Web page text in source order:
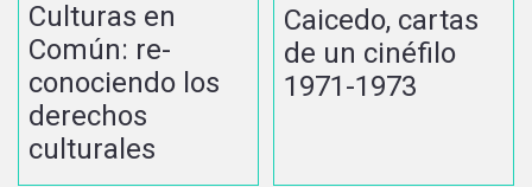
Culturas en
Común: re-
conociendo los
derechos
culturales
Caicedo, cartas
de un cinéfilo
1971-1973